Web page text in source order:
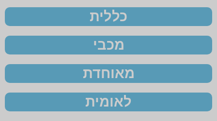
כללית
מכבי
מאוחדת
לאומית